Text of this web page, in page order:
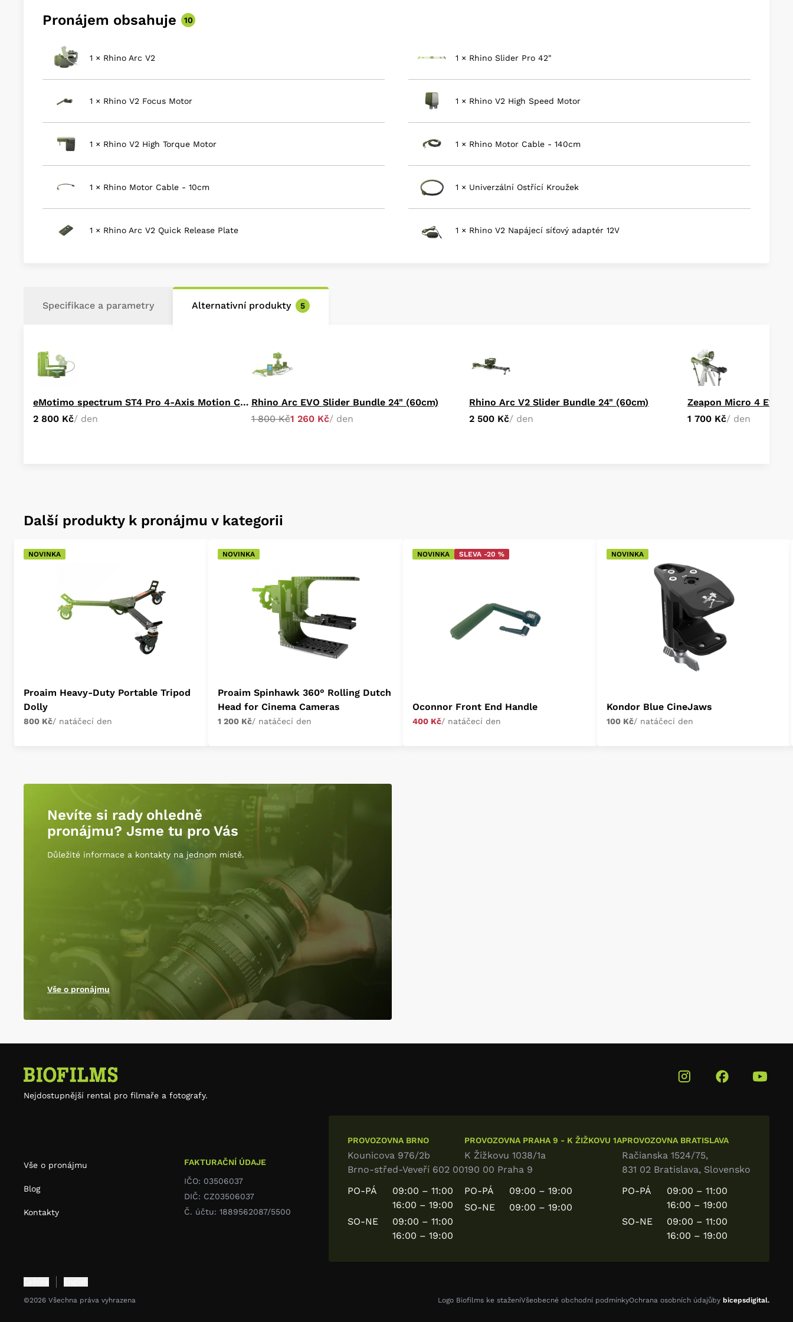
Časosběrné snímání s funkcí light-lapse (přechod z noci do dne)
Možnost napájení kamery pomocí Arc II s volitelným kabelem
Pronájem obsahuje 10
1 × Rhino Arc V2 1 × Rhino Slider Pro 42"
1 × Rhino V2 Focus Motor 1 × Rhino V2 High Speed Motor
1 × Rhino V2 High Torque Motor 1 × Rhino Motor Cable - 140cm
1 × Rhino Motor Cable - 10cm 1 × Univerzální Ostřící Kroužek
1 × Rhino Arc V2 Quick Release Plate 1 × Rhino V2 Napájecí síťový adaptér 12V
Specifikace a parametry Alternativní produkty 5
eMotimo spectrum ST4 Pro 4-Axis Motion Control
2 800 Kč/ den
Rhino Arc EVO Slider Bundle 24" (60cm)
1 800 Kč1 260 Kč/ den
Rhino Arc V2 Slider Bundle 24" (60cm)
2 500 Kč/ den 1 700 Kč/ den
Další produkty k pronájmu v kategorii
NOVINKA
Proaim Heavy-Duty Portable Tripod
Dolly
800 Kč/ natáčecí den
NOVINKA
Proaim Spinhawk 360° Rolling Dutch
Head for Cinema Cameras
1 200 Kč/ natáčecí den
NOVINKA SLEVA -20 %
Oconnor Front End Handle
400 Kč/ natáčecí den
NOVINKA
Kondor Blue CineJaws
100 Kč/ natáčecí den
Nevíte si rady ohledně
pronájmu? Jsme tu pro Vás
Důležité informace a kontakty na jednom místě.
Vše o pronájmu
Nejdostupnější rental pro filmaře a fotografy.
Vše o pronájmu
Blog
Kontakty
FAKTURAČNÍ ÚDAJE
IČO: 03506037
DIČ: CZ03506037
Č. účtu: 1889562087/5500
PROVOZOVNA BRNO
Kounicova 976/2b
Brno-střed-Veveří 602 00
PO-PÁ
09:00 – 11:00
16:00 – 19:00
SO-NE
09:00 – 11:00
16:00 – 19:00
PROVOZOVNA PRAHA 9 - K ŽIŽKOVU 1A
K Žižkovu 1038/1a
190 00 Praha 9
PO-PÁ
09:00 – 19:00
SO-NE
09:00 – 19:00
PROVOZOVNA BRATISLAVA
Račianska 1524/75,
831 02 Bratislava, Slovensko
PO-PÁ
09:00 – 11:00
16:00 – 19:00
SO-NE
09:00 – 11:00
16:00 – 19:00
©2026 Všechna práva vyhrazena Logo Biofilms ke staženíVšeobecné obchodní podmínkyOchrana osobních údajůby bicepsdigital.